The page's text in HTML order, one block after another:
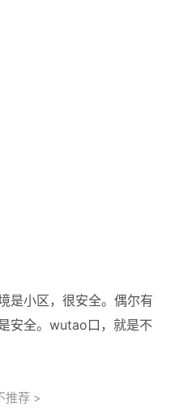
是小区，很安全。偶尔有
安全。wutao口，就是不
推荐 >